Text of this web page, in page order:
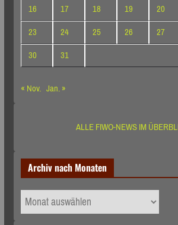
16
17 18 19 20
23
24 25 26 27
30
31
« Nov. Jan. »
ALLE FIWO-NEWS IM
Archiv nach Monaten
Archiv
nach